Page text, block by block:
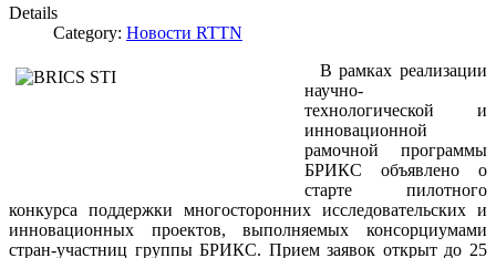
Details
Category: Новости RTTN
В рамках реализации
научно-
технологической и
инновационной
рамочной программы
БРИКС объявлено о
старте пилотного
конкурса поддержки многосторонних исследовательских и
инновационных проектов, выполняемых консорциумами
стран-участниц группы БРИКС. Прием заявок открыт до 25